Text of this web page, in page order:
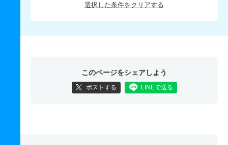
選択した条件をクリアする
このページをシェアしよう
ポストする LINEで送る